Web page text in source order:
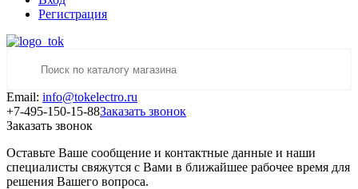
Регистрация
Email: info@tokelectro.ru
+7-495-150-15-88Заказать звонок
Заказать звонок
Оставьте Ваше сообщение и контактные данные и наши
специалисты свяжутся с Вами в ближайшее рабочее время для
решения Вашего вопроса.